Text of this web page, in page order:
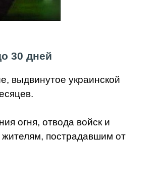
30 дней
выдвинутое украинской
огня, отвода войск и
пострадавшим от